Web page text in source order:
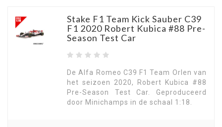
Stake F1 Team Kick Sauber C39
F1 2020 Robert Kubica #88 Pre-
Season Test Car
De Alfa Romeo C39 F1 Team Orlen van
het seizoen 2020, Robert Kubica #88
Pre-Season Test Car. Geproduceerd
door Minichamps in de schaal 1:18.